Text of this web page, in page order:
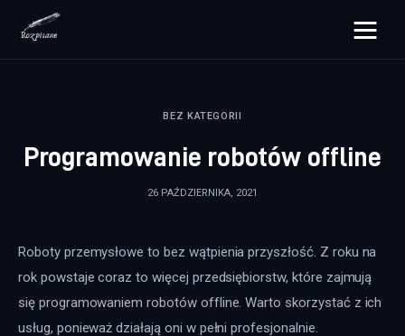
rozpisane.pl
Zdrowie
Dom i ogród
Więcej
BEZ KATEGORII
Programowanie robotów offline
26 PAŹDZIERNIKA, 2021
Roboty przemysłowe to bez wątpienia przyszłość. Z roku na
rok powstaje coraz to więcej przedsiębiorstw, które zajmują
się programowaniem robotów offline. Warto skorzystać z ich
usług, ponieważ działają oni w pełni profesjonalnie.